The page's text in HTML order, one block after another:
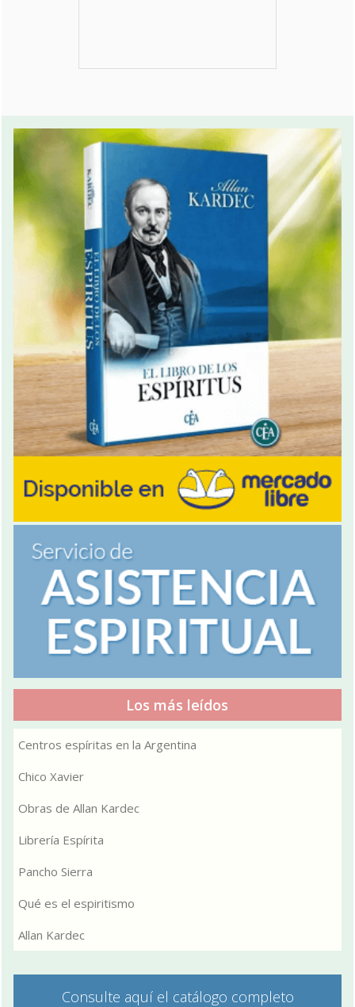
Los más leídos
Centros espíritas en la Argentina
Chico Xavier
Obras de Allan Kardec
Librería Espírita
Pancho Sierra
Qué es el espiritismo
Allan Kardec
Consulte aquí el catálogo completo